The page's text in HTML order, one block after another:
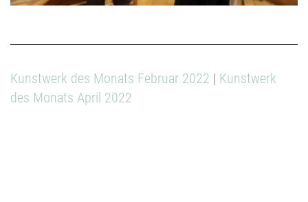
Kunstwerk des Monats Februar 2022 | Kunstwerk
des Monats April 2022